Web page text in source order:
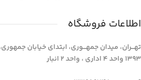
اطلاعات فروشگاه
تهـــران، میدان جمهـــوری، ابتدای خیابان
1393 واحد 4 اداری ، واحد 2 انبار